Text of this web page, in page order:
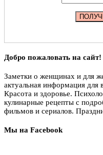
Добро пожаловать на сайт!
Заметки о женщинах и для
актуальная информация
Красота и здоровье.
кулинарные рецепты с
фильмов и сериалов.
Мы на Facebook